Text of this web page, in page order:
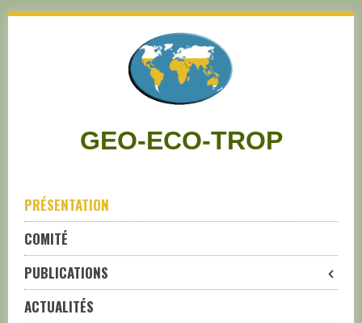
GEO-ECO-TROP
PRÉSENTATION
COMITÉ
PUBLICATIONS
ACTUALITÉS